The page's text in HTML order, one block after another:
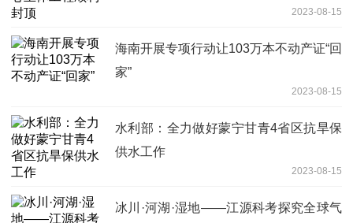
2023-08-15
海南开展专项行动让103万本不动产证“回
家”
2023-08-15
水利部：全力做好蒙宁甘青4省区抗旱保
供水工作
2023-08-15
冰川·河湖·湿地——江源科考探究全球气